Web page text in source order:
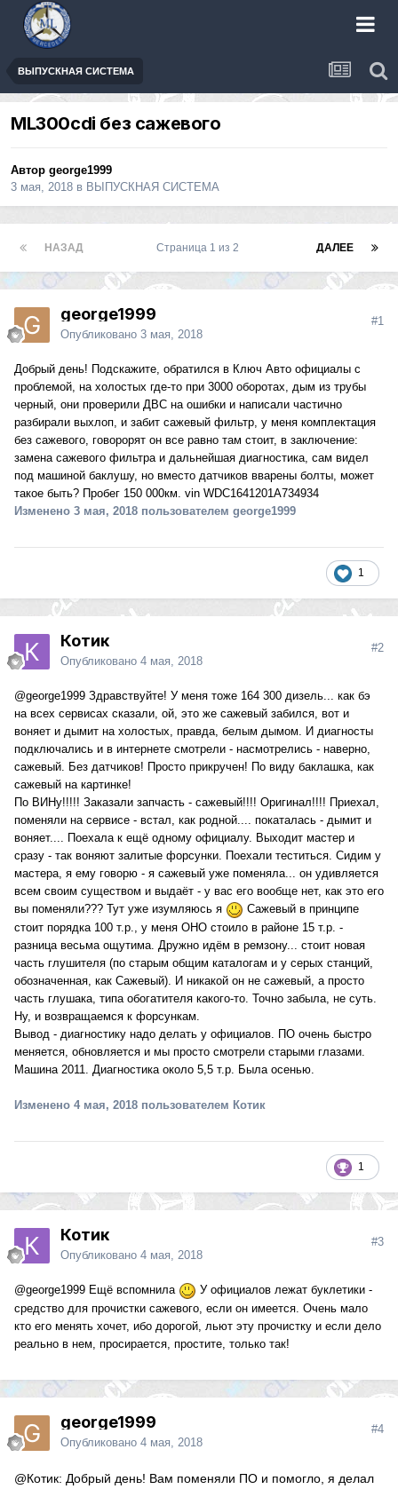
ВЫПУСКНАЯ СИСТЕМА
ML300cdi без сажевого
Автор george1999
3 мая, 2018 в ВЫПУСКНАЯ СИСТЕМА
НАЗАД ДАЛЕЕ
Страница 1 из 2
george1999
Опубликовано 3 мая, 2018
#1
Добрый день! Подскажите, обратился в Ключ Авто официалы с
проблемой, на холостых где-то при 3000 оборотах, дым из трубы
черный, они проверили ДВС на ошибки и написали частично
разбирали выхлоп, и забит сажевый фильтр, у меня комплектация
без сажевого, говорорят он все равно там стоит, в заключение:
замена сажевого фильтра и дальнейшая диагностика, сам видел
под машиной баклушу, но вместо датчиков вварены болты, может
такое быть? Пробег 150 000км. vin WDC1641201A734934
Изменено 3 мая, 2018 пользователем george1999
1
Котик
Опубликовано 4 мая, 2018
#2
@george1999 Здравствуйте! У меня тоже 164 300 дизель... как бэ
на всех сервисах сказали, ой, это же сажевый забился, вот и
воняет и дымит на холостых, правда, белым дымом. И диагносты
подключались и в интернете смотрели - насмотрелись - наверно,
сажевый. Без датчиков! Просто прикручен! По виду баклашка, как
сажевый на картинке!
По ВИНу!!!!! Заказали запчасть - сажевый!!!! Оригинал!!!! Приехал,
поменяли на сервисе - встал, как родной.... покаталась - дымит и
воняет.... Поехала к ещё одному официалу. Выходит мастер и
сразу - так воняют залитые форсунки. Поехали теститься. Сидим у
мастера, я ему говорю - я сажевый уже поменяла... он удивляется
всем своим существом и выдаёт - у вас его вообще нет, как это его
вы поменяли??? Тут уже изумляюсь я
Сажевый в принципе
стоит порядка 100 т.р., у меня ОНО стоило в районе 15 т.р. -
разница весьма ощутима. Дружно идём в ремзону... стоит новая
часть глушителя (по старым общим каталогам и у серых станций,
обозначенная, как Сажевый). И никакой он не сажевый, а просто
часть глушака, типа обогатителя какого-то. Точно забыла, не суть.
Ну, и возвращаемся к форсункам.
Вывод - диагностику надо делать у официалов. ПО очень быстро
меняется, обновляется и мы просто смотрели старыми глазами.
Машина 2011. Диагностика около 5,5 т.р. Была осенью.
Изменено 4 мая, 2018 пользователем Котик
1
Котик
Опубликовано 4 мая, 2018
#3
@george1999 Ещё вспомнила
У официалов лежат буклетики -
средство для прочистки сажевого, если он имеется. Очень мало
кто его менять хочет, ибо дорогой, льют эту прочистку и если дело
реально в нем, просирается, простите, только так!
george1999
Опубликовано 4 мая, 2018
#4
@Котик: Добрый день! Вам поменяли ПО и помогло, я делал